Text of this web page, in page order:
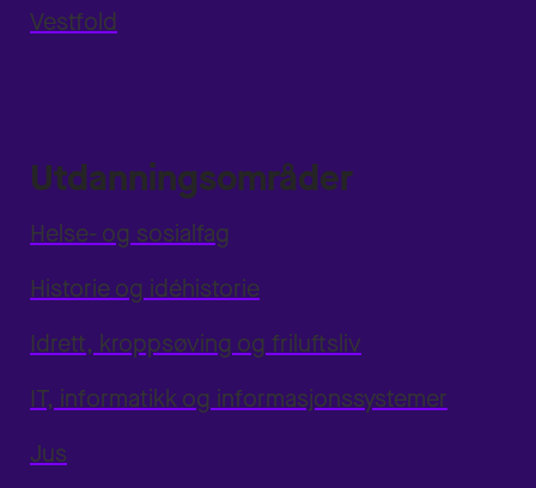
Vestfold
Utdanningsområder
Helse- og sosialfag
Historie og idéhistorie
Idrett, kroppsøving og friluftsliv
IT, informatikk og informasjonssystemer
Jus